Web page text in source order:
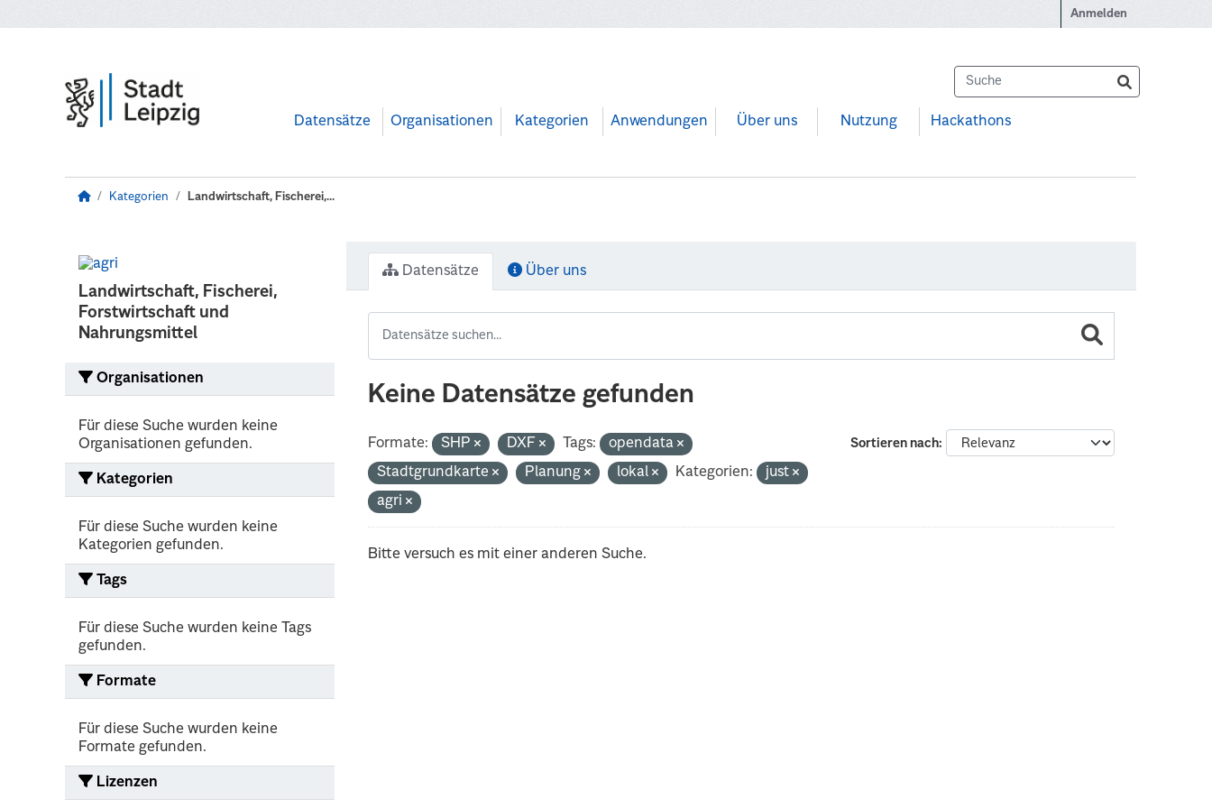
Anmelden
Datensätze Organisationen Kategorien Anwendungen Über uns Nutzung Hackathons
Kategorien Landwirtschaft, Fischerei,...
Landwirtschaft, Fischerei,
Forstwirtschaft und
Nahrungsmittel
Organisationen
Für diese Suche wurden keine
Organisationen gefunden.
Kategorien
Für diese Suche wurden keine
Kategorien gefunden.
Tags
Für diese Suche wurden keine Tags
gefunden.
Formate
Für diese Suche wurden keine
Formate gefunden.
Lizenzen
Datensätze Über uns
Keine Datensätze gefunden
Sortieren nach
Formate: SHP DXF Tags:
opendata
Stadtgrundkarte
Planung lokal Kategorien:
just
agri
Bitte versuch es mit einer anderen Suche.